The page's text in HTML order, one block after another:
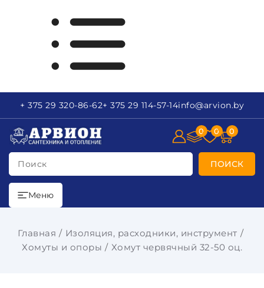
+ 375 29 320-86-62+ 375 29 114-57-14info@arvion.by
Поиск ПОИСК
0 0 0
Меню
Главная
Изоляция, расходники, инструмент
Хомуты и опоры
Хомут червячный 32-50 оц.